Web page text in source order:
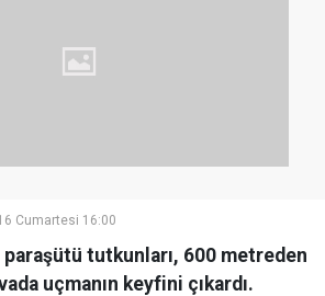
Cumartesi 16:00
paraşütü tutkunları, 600 metreden
uçmanın keyfini çıkardı.